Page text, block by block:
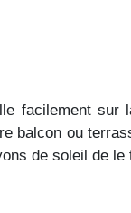
facilement
balcon ou
de soleil de